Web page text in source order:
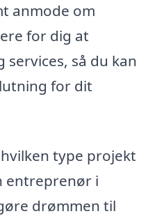
anmode om
for dig at
så du kan
for dit
type projekt
entreprenør i
drømmen til